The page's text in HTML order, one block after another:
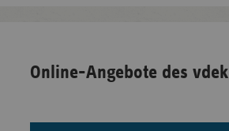
Online-Angebote des vdek